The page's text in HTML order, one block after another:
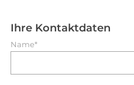
Ihre Kontaktdaten
Name*